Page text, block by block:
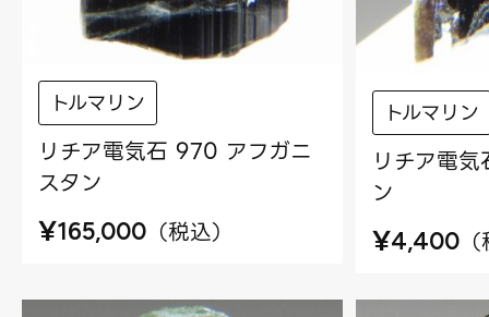
トルマリン
リチア電気石 970 アフガニ
スタン
¥165,000 （税込）
トルマリン
リチア電
ン
¥4,400 （